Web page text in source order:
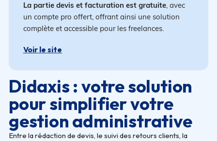
La partie devis et facturation est gratuite, avec
un compte pro offert, offrant ainsi une solution
complète et accessible pour les freelances.
Voir le site
Didaxis : votre solution
pour simplifier votre
gestion administrative
Entre la rédaction de devis, le suivi des retours clients, la